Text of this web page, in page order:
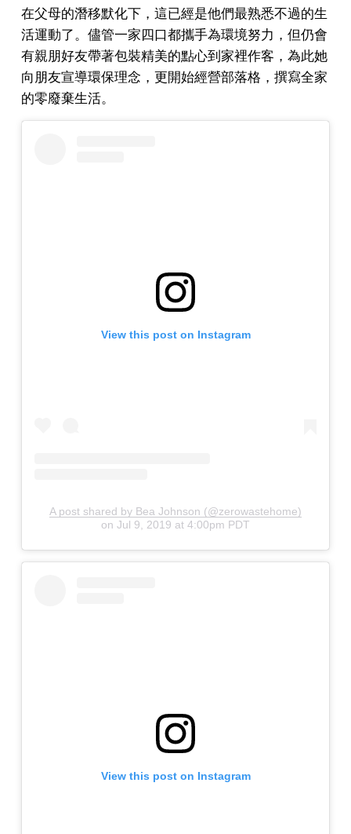
在父母的潛移默化下，這已經是他們最熟悉不過的生
活運動了。儘管一家四口都攜手為環境努力，但仍會
有親朋好友帶著包裝精美的點心到家裡作客，為此她
向朋友宣導環保理念，更開始經營部落格，撰寫全家
的零廢棄生活。
View this post on Instagram
A post shared by Bea Johnson (@zerowastehome)
on Jul 9, 2019 at 4:00pm PDT
View this post on Instagram